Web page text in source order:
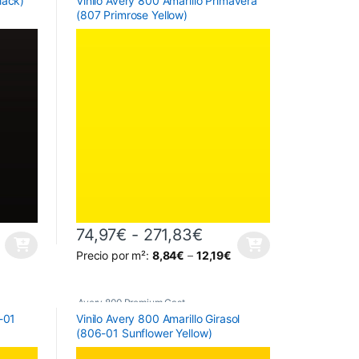
252,46€
página de producto
de precios: desde 69,99€ hasta 252,46€
Las opciones se pueden elegir en la página de producto
(807 Primrose Yellow)
74,97€ - 271,83€Rango de precios:
Precio por m²: 8,84€ – 12,19€
Este producto tiene múltiples variantes. Las opciones
Avery 800 Premium Cast
Vinilo Avery 800 Amarillo Girasol
(806-01 Sunflower Yellow)